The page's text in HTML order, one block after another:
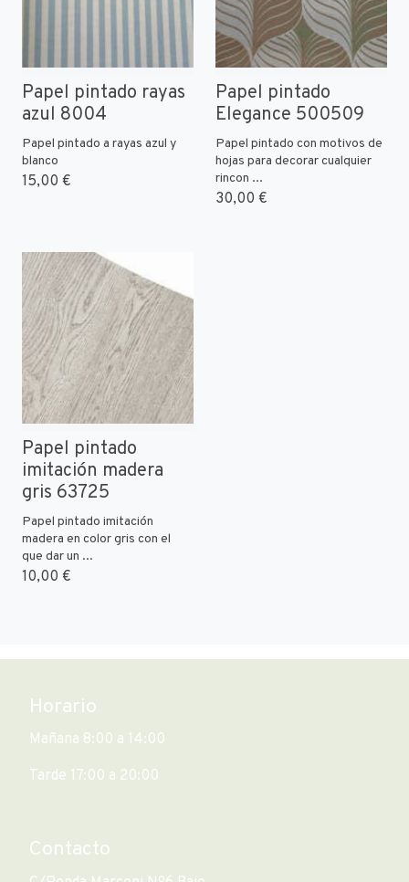
Papel pintado rayas
azul 8004
Papel pintado a rayas azul y
blanco
15,00 €
Papel pintado
Elegance 500509
Papel pintado con motivos de
hojas para decorar cualquier
rincon ...
30,00 €
Papel pintado
imitación madera
gris 63725
Papel pintado imitación
madera en color gris con el
que dar un ...
10,00 €
Horario
Mañana 8:00 a 14:00
Tarde 17:00 a 20:00
Contacto